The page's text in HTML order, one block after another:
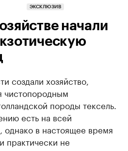
ЭКСКЛЮЗИВ
начали
создали хозяйство,
чистопородным
породы тексель.
есть на всей
однако в настоящее время
практически не